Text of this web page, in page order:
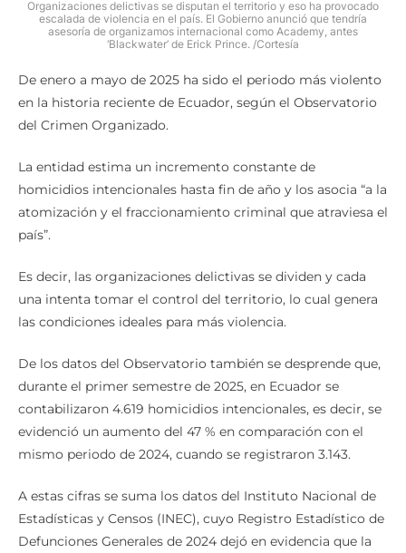
Organizaciones delictivas se disputan el territorio y eso ha provocado
escalada de violencia en el país. El Gobierno anunció que tendría
asesoría de organizamos internacional como Academy, antes
‘Blackwater’ de Erick Prince. /Cortesía
De enero a mayo de 2025 ha sido el periodo más violento
en la historia reciente de Ecuador, según el Observatorio
del Crimen Organizado.
La entidad estima un incremento constante de
homicidios intencionales hasta fin de año y los asocia “a la
atomización y el fraccionamiento criminal que atraviesa el
país”.
Es decir, las organizaciones delictivas se dividen y cada
una intenta tomar el control del territorio, lo cual genera
las condiciones ideales para más violencia.
De los datos del Observatorio también se desprende que,
durante el primer semestre de 2025, en Ecuador se
contabilizaron 4.619 homicidios intencionales, es decir, se
evidenció un aumento del 47 % en comparación con el
mismo periodo de 2024, cuando se registraron 3.143.
A estas cifras se suma los datos del Instituto Nacional de
Estadísticas y Censos (INEC), cuyo Registro Estadístico de
Defunciones Generales de 2024 dejó en evidencia que la